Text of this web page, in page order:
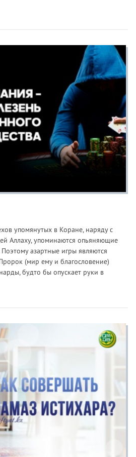
упомянутых в Коране, наряду с
Аллаху, упоминаются опьяняющие
азартные игры являются
(мир ему и благословение)
будто бы опускает руки в